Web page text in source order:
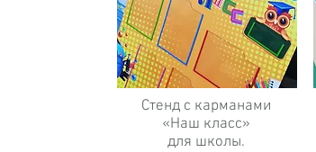
Стенд с карманами
«Наш класс»
для школы.